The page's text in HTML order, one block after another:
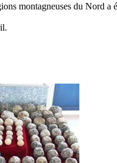
montagneuses du Nord